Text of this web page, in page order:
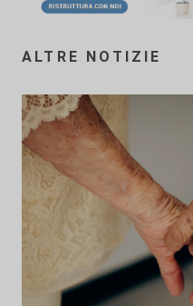
ALTRE NOTIZIE